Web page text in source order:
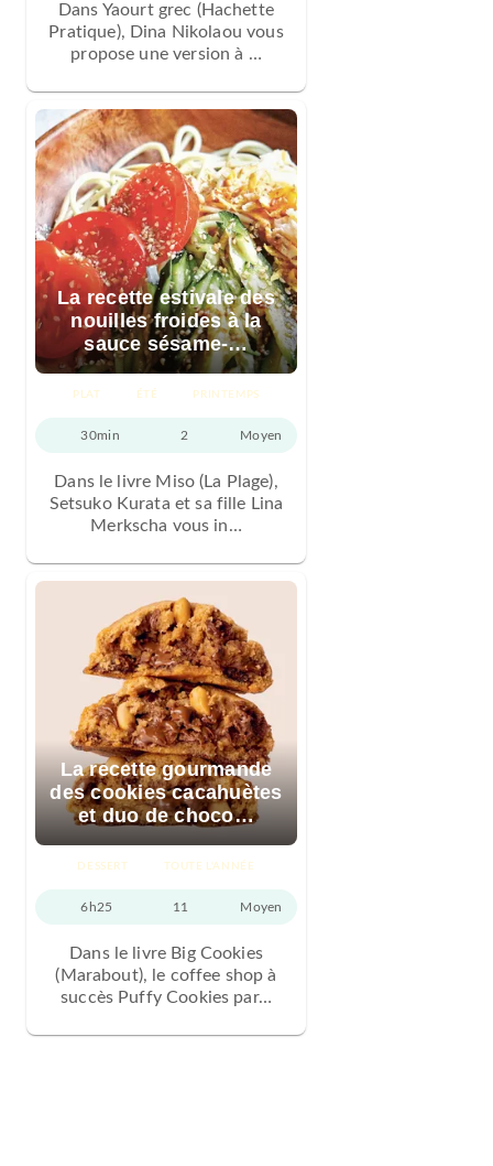
Dans Yaourt grec (Hachette
Pratique), Dina Nikolaou vous
propose une version à …
La recette estivale des
nouilles froides à la
sauce sésame-…
PLAT ÉTÉ PRINTEMPS
30min 2 Moyen
Dans le livre Miso (La Plage),
Setsuko Kurata et sa fille Lina
Merkscha vous in…
La recette gourmande
des cookies cacahuètes
et duo de choco…
DESSERT TOUTE L'ANNÉE
6h25 11 Moyen
Dans le livre Big Cookies
(Marabout), le coffee shop à
succès Puffy Cookies par…